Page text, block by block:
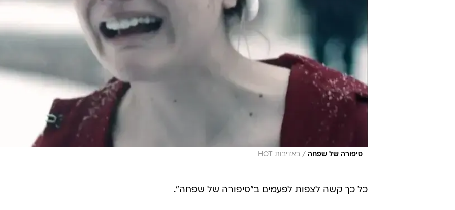
סיפורה של שפחה / באדיבות HOT
כל כך קשה לצפות לפעמים ב"סיפורה של שפחה".